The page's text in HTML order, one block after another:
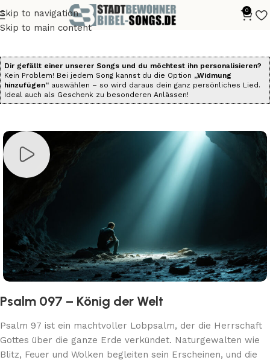
Skip to navigation
Skip to main content
0
Start Alle Bibelsongs Die Psalmen als Songs
Dir gefällt einer unserer Songs und du möchtest ihn personalisieren?
Kein Problem! Bei jedem Song kannst du die Option „Widmung
hinzufügen“ auswählen – so wird daraus dein ganz persönliches Lied.
Ideal auch als Geschenk zu besonderen Anlässen!
Psalm 097 – König der Welt
Psalm 97 ist ein machtvoller Lobpsalm, der die Herrschaft
Gottes über die ganze Erde verkündet. Naturgewalten wie
Blitz, Feuer und Wolken begleiten sein Erscheinen, und die